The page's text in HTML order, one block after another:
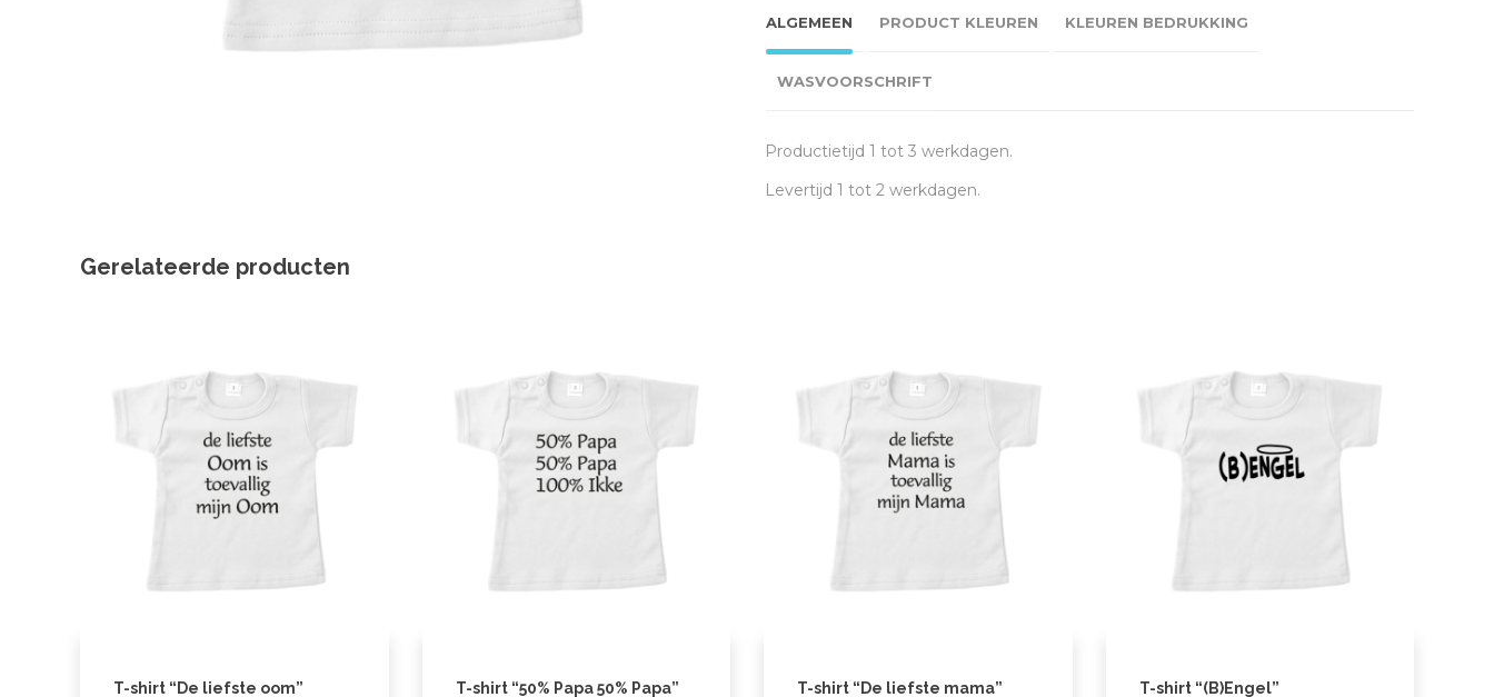
ALGEMEEN PRODUCT KLEUREN KLEUREN BEDRUKKING
WASVOORSCHRIFT
Productietijd 1 tot 3 werkdagen.
Levertijd 1 tot 2 werkdagen.
Gerelateerde producten
T-shirt “De liefste oom” T-shirt “50% Papa 50% Papa” T-shirt “De liefste mama” T-shirt “(B)Engel”